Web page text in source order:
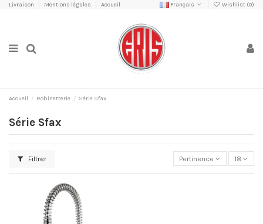
Livraison Mentions légales Accueil Français Wishlist (0)
Accueil Robinetterie Série Sfax
Série Sfax
Filtrer Pertinence 18